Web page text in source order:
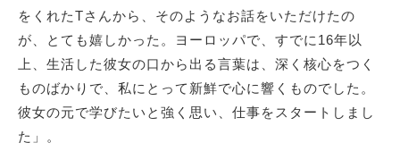
をくれたTさんから、そのようなお話をいただけたの
が、とても嬉しかった。ヨーロッパで、すでに16年以
上、生活した彼女の口から出る言葉は、深く核心をつく
ものばかりで、私にとって新鮮で心に響くものでした。
彼女の元で学びたいと強く思い、仕事をスタートしまし
た」。